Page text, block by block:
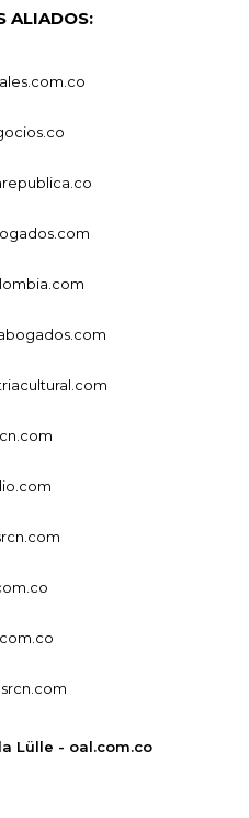
ALIADOS:
Lülle - oal.com.co